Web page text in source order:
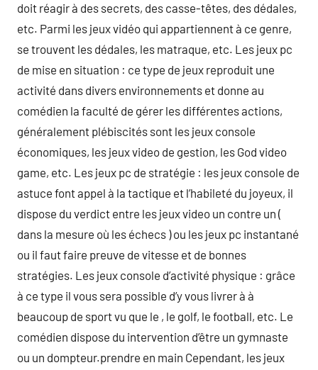
doit réagir à des secrets, des casse-têtes, des dédales,
etc. Parmi les jeux vidéo qui appartiennent à ce genre,
se trouvent les dédales, les matraque, etc. Les jeux pc
de mise en situation : ce type de jeux reproduit une
activité dans divers environnements et donne au
comédien la faculté de gérer les différentes actions,
généralement plébiscités sont les jeux console
économiques, les jeux video de gestion, les God video
game, etc. Les jeux pc de stratégie : les jeux console de
astuce font appel à la tactique et l’habileté du joyeux, il
dispose du verdict entre les jeux video un contre un (
dans la mesure où les échecs ) ou les jeux pc instantané
ou il faut faire preuve de vitesse et de bonnes
stratégies. Les jeux console d’activité physique : grâce
à ce type il vous sera possible d’y vous livrer à à
beaucoup de sport vu que le , le golf, le football, etc. Le
comédien dispose du intervention d’être un gymnaste
ou un dompteur.prendre en main Cependant, les jeux